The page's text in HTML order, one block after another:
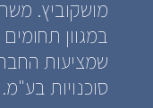
מושקוביץ.
במגוון
שמציעות
סוכנויות בע"מ.